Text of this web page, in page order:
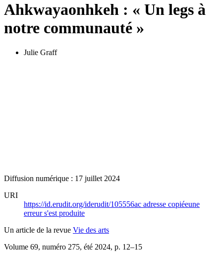
Ahkwayaonhkeh : « Un legs à
notre communauté »
Julie Graff
Diffusion numérique : 17 juillet 2024
URI
https://id.erudit.org/iderudit/105556ac adresse copiéeune
erreur s'est produite
Un article de la revue Vie des arts
Volume 69, numéro 275, été 2024, p. 12–15